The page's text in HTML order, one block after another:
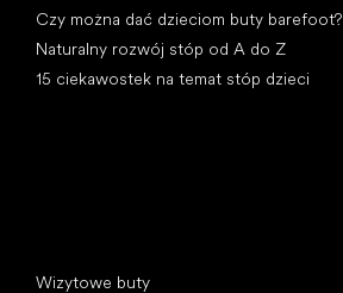
Czy można dać dzieciom buty barefoot?
Naturalny rozwój stóp od A do Z
15 ciekawostek na temat stóp dzieci
Wizytowe buty